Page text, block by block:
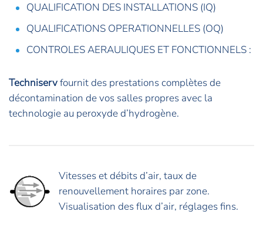
QUALIFICATION DES INSTALLATIONS (IQ)
QUALIFICATIONS OPERATIONNELLES (OQ)
CONTROLES AERAULIQUES ET FONCTIONNELS :
Techniservfournit des prestations complètes de
décontamination de vos salles propres avec la
technologie au peroxyde d’hydrogène.
Vitesses et débits d’air, taux de
renouvellement horaires par zone.
Visualisation des flux d’air, réglages fins.